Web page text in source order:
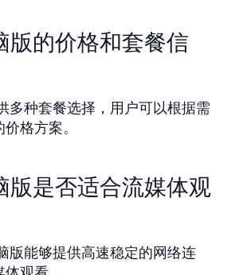
的价格和套餐信
多种套餐选择，用户可以根据需
格方案。
是否适合流媒体观
版能够提供高速稳定的网络连